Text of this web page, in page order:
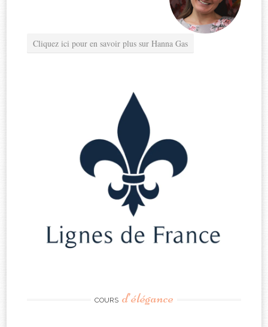
Cliquez ici pour en savoir plus sur Hanna Gas
COURS d’élégance